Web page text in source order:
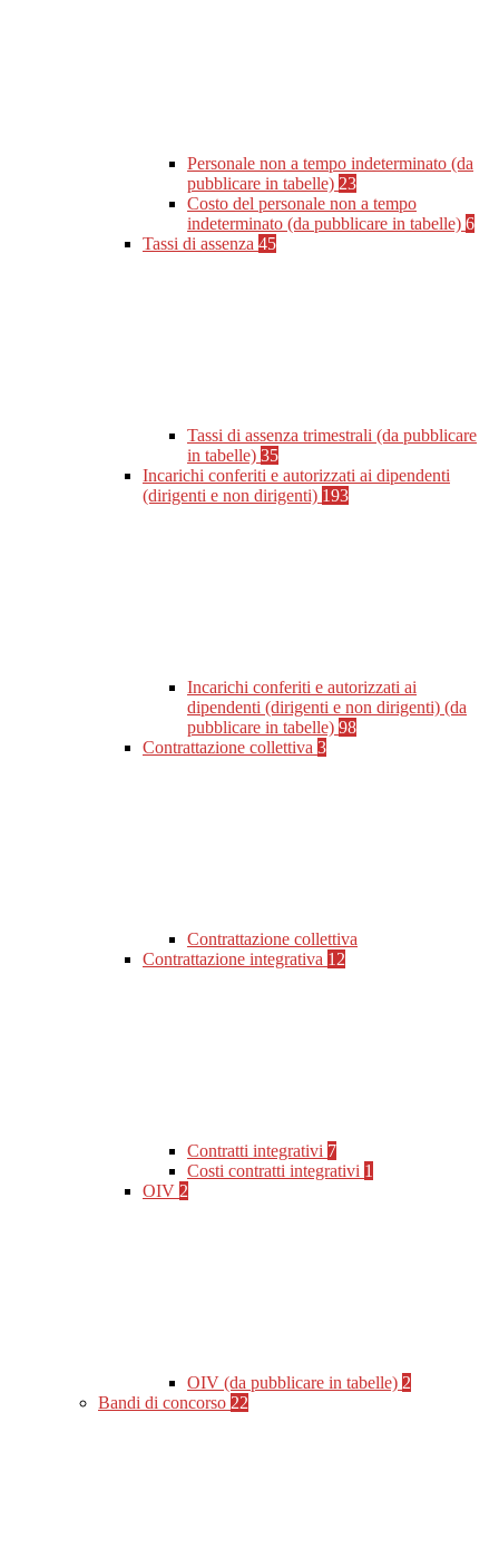
Personale non a tempo indeterminato (da
pubblicare in tabelle) 23
Costo del personale non a tempo
indeterminato (da pubblicare in tabelle) 6
Tassi di assenza 45
Tassi di assenza trimestrali (da pubblicare
in tabelle) 35
Incarichi conferiti e autorizzati ai dipendenti
(dirigenti e non dirigenti) 193
Incarichi conferiti e autorizzati ai
dipendenti (dirigenti e non dirigenti) (da
pubblicare in tabelle) 98
Contrattazione collettiva 3
Contrattazione collettiva
Contrattazione integrativa 12
Contratti integrativi 7
Costi contratti integrativi 1
OIV 2
OIV (da pubblicare in tabelle) 2
Bandi di concorso 22